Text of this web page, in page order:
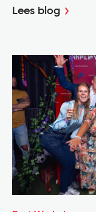
Lees blog